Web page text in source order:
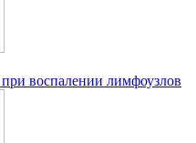
воспалении лимфоузлов